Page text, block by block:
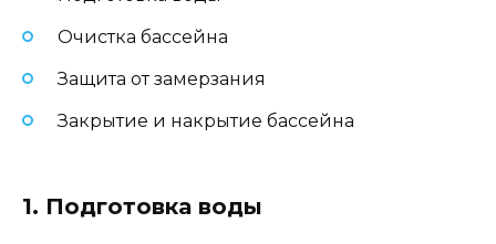
Очистка бассейна
Защита от замерзания
Закрытие и накрытие бассейна
1. Подготовка воды